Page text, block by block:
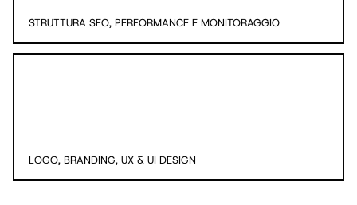
STRUTTURA SEO, PERFORMANCE E MONITORAGGIO
LOGO, BRANDING, UX & UI DESIGN